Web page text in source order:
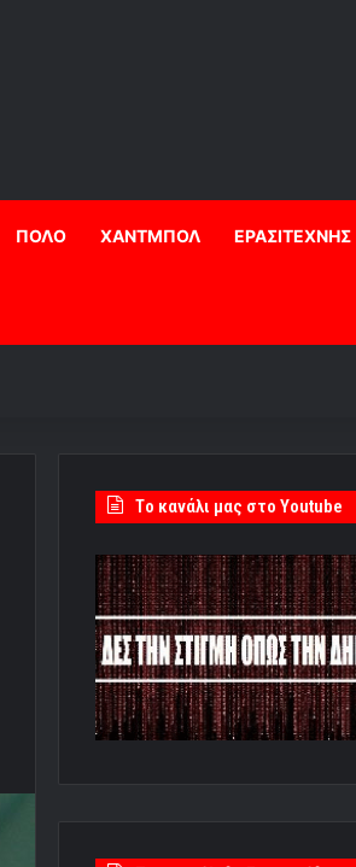
ΠΟΛΟ ΧΑΝΤΜΠΟΛ ΕΡΑΣΙΤΕΧΝΗΣ
Tο κανάλι μας στο Youtube